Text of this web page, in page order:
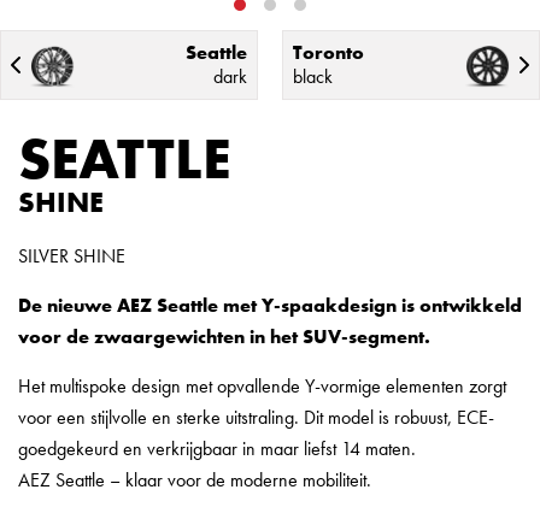
Seattle
dark
Toronto
black
SEATTLE
SHINE
SILVER SHINE
De nieuwe AEZ Seattle met Y-spaakdesign is ontwikkeld
voor de zwaargewichten in het SUV-segment.
Het multispoke design met opvallende Y-vormige elementen zorgt
voor een stijlvolle en sterke uitstraling. Dit model is robuust, ECE-
goedgekeurd en verkrijgbaar in maar liefst 14 maten.
AEZ Seattle – klaar voor de moderne mobiliteit.